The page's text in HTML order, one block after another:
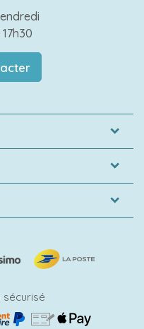
sécurisé